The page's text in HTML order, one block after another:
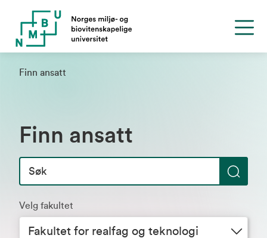
Finn ansatt
Finn ansatt
k
Velg fakultet
Fakultet for realfag og teknologi